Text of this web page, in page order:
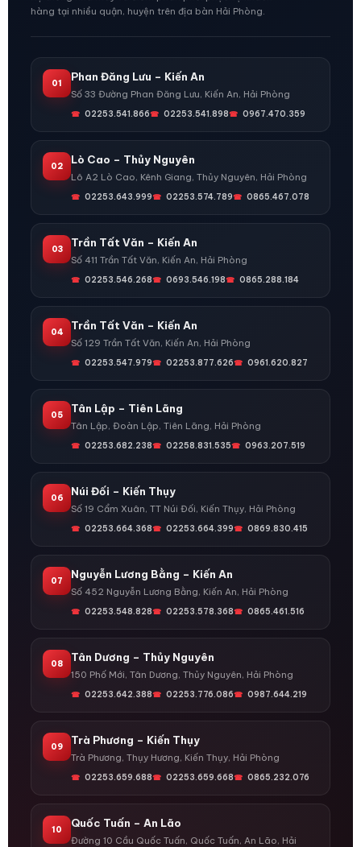
hàng tại nhiều quận, huyện trên địa bàn Hải Phòng.
01
Phan Đăng Lưu – Kiến An
Số 33 Đường Phan Đăng Lưu, Kiến An, Hải Phòng
02253.541.866 02253.541.898 0967.470.359
02
Lò Cao – Thủy Nguyên
Lô A2 Lò Cao, Kênh Giang, Thủy Nguyên, Hải Phòng
02253.643.999 02253.574.789 0865.467.078
03
Trần Tất Văn – Kiến An
Số 411 Trần Tất Văn, Kiến An, Hải Phòng
02253.546.268 0693.546.198 0865.288.184
04
Trần Tất Văn – Kiến An
Số 129 Trần Tất Văn, Kiến An, Hải Phòng
02253.547.979 02253.877.626 0961.620.827
05
Tân Lập – Tiên Lãng
Tân Lập, Đoàn Lập, Tiên Lãng, Hải Phòng
02253.682.238 02258.831.535 0963.207.519
06
Núi Đối – Kiến Thụy
Số 19 Cẩm Xuân, TT Núi Đối, Kiến Thụy, Hải Phòng
02253.664.368 02253.664.399 0869.830.415
07
Nguyễn Lương Bằng – Kiến An
Số 452 Nguyễn Lương Bằng, Kiến An, Hải Phòng
02253.548.828 02253.578.368 0865.461.516
08
Tân Dương – Thủy Nguyên
150 Phố Mới, Tân Dương, Thủy Nguyên, Hải Phòng
02253.642.388 02253.776.086 0987.644.219
09
Trà Phương – Kiến Thụy
Trà Phương, Thụy Hương, Kiến Thụy, Hải Phòng
02253.659.688 02253.659.668 0865.232.076
10
Quốc Tuấn – An Lão
Đường 10 Cầu Quốc Tuấn, Quốc Tuấn, An Lão, Hải